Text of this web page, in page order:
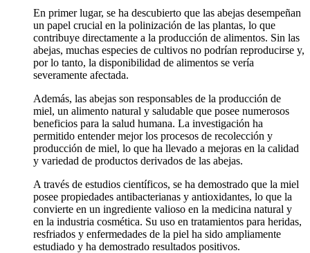
En primer lugar, se ha descubierto que las abejas desempeñan
un papel crucial en la polinización de las plantas, lo que
contribuye directamente a la producción de alimentos. Sin las
abejas, muchas especies de cultivos no podrían reproducirse y,
por lo tanto, la disponibilidad de alimentos se vería
severamente afectada.
Además, las abejas son responsables de la producción de
miel, un alimento natural y saludable que posee numerosos
beneficios para la salud humana. La investigación ha
permitido entender mejor los procesos de recolección y
producción de miel, lo que ha llevado a mejoras en la calidad
y variedad de productos derivados de las abejas.
A través de estudios científicos, se ha demostrado que la miel
posee propiedades antibacterianas y antioxidantes, lo que la
convierte en un ingrediente valioso en la medicina natural y
en la industria cosmética. Su uso en tratamientos para heridas,
resfriados y enfermedades de la piel ha sido ampliamente
estudiado y ha demostrado resultados positivos.